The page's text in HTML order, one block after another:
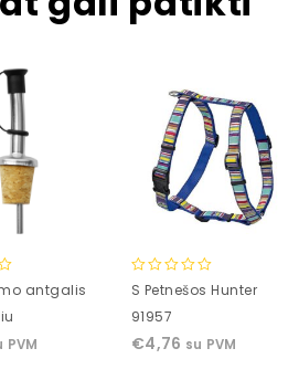
antgalis
PVM
0
of
5
S Petnešos Hunter
91957
€4,76 su PVM